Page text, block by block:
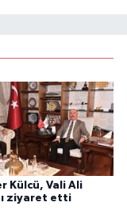
Külcü, Vali Ali
ziyaret etti